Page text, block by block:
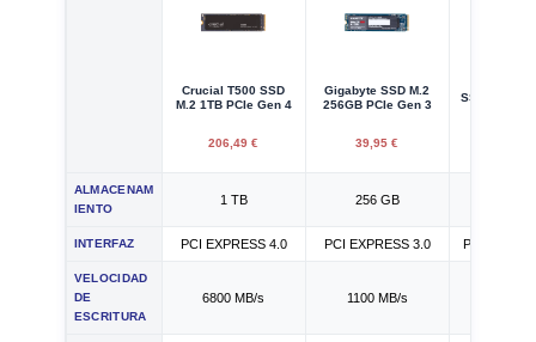
Crucial T500 SSD
M.2 1TB PCIe Gen 4
206,49 €
Gigabyte SSD M.2
256GB PCIe Gen 3
39,95 €
SSD M.2
ALMACENAM
IENTO
1 TB 256 GB
INTERFAZ PCI EXPRESS 4.0 PCI EXPRESS 3.0 PCI
VELOCIDAD
DE
ESCRITURA
6800 MB/s 1100 MB/s